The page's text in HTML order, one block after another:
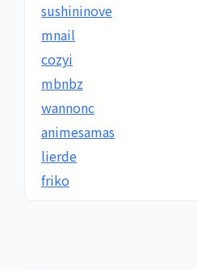
sushininove
mnail
cozyi
mbnbz
wannonc
animesamas
lierde
friko